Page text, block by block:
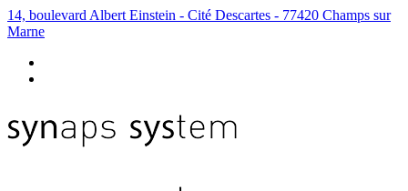
14, boulevard Albert Einstein - Cité Descartes - 77420 Champs sur
Marne